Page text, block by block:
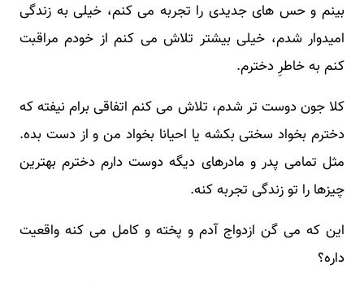
بینم و حس های جدیدی را تجربه می کنم، خیلی به زندگی
امیدوار شدم، خیلی بیشتر تلاش می کنم از خودم مراقبت
کنم به خاطرِ دخترم.
کلا جون دوست تر شدم، تلاش می کنم اتفاقی برام نیفته که
دخترم بخواد سختی بکشه یا احیانا بخواد من و از دست بده.
مثل تمامی پدر و مادرهای دیگه دوست دارم دخترم بهترین
چیزها را تو زندگی تجربه کنه.
این که می گن ازدواج آدم و پخته و کامل می کنه واقعیت
داره؟